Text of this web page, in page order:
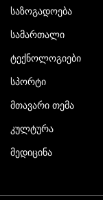
საზოგადოება
სამართალი
ტექნოლოგიები
სპორტი
მთავარი თემა
კულტურა
მედიცინა